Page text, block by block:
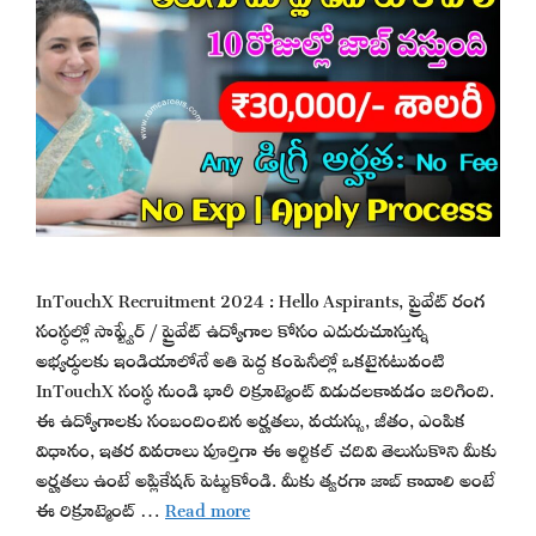
InTouchX Recruitment 2024 : Hello Aspirants, ప్రైవేట్ రంగ
సంస్థల్లో సాఫ్ట్వేర్ / ప్రైవేట్ ఉద్యోగాల కోసం ఎదురుచూస్తున్న
అభ్యర్థులకు ఇండియాలోనే అతి పెద్ద కంపెనీల్లో ఒకటైనటువంటి
InTouchX సంస్థ నుండి భారీ రిక్రూట్మెంట్ విడుదలకావడం జరిగింది.
ఈ ఉద్యోగాలకు సంబందించిన అర్హతలు, వయస్సు, జీతం, ఎంపిక
విధానం, ఇతర వివరాలు పూర్తిగా ఈ ఆర్టికల్ చదివి తెలుసుకొని మీకు
అర్హతలు ఉంటే అప్లికేషన్ పెట్టుకోండి. మీకు త్వరగా జాబ్ కావాలి అంటే
ఈ రిక్రూట్మెంట్ …Read more